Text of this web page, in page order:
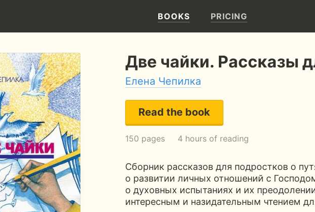
BOOKS PRICING
Две чайки. Рассказы
Елена Чепилка
Read the book
150 pages 4 hours of reading
Сборник рассказов для подростков о
о развитии личных отношений с
о духовных испытаниях и их
интересным и назидательным чтением